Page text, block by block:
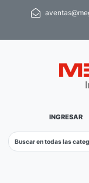
INGRESAR